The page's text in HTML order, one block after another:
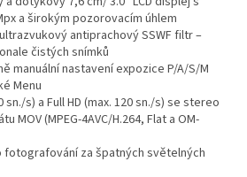
a širokým pozorovacím úhlem
antiprachový SSWF filtr –
čistých snímků
manuální nastavení expozice P/A/S/M
Menu
sn./s) a Full HD (max. 120 sn./s) se stereo
MOV (MPEG-4AVC/H.264, Flat a OM-
fotografování za špatných světelných